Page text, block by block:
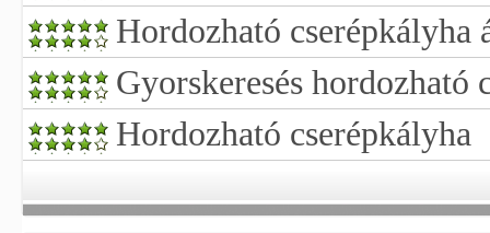
Hordozható cserépkályha
Gyorskeresés hordozható
Hordozható cserépkályha